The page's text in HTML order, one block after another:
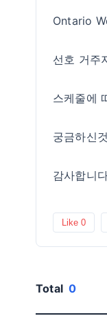
Ontario
선호 거주
스케줄에
궁금하신
감사합니
Like 0
Total 0